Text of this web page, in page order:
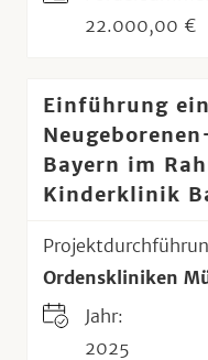
22.000,00 €
Einführung
Bayern im
Kinderklinik
Ordenskliniken
Jahr:
2025